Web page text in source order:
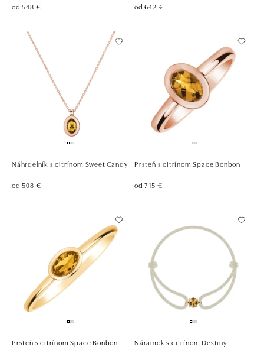
od 548 € od 642 €
Náhrdelník s citrínom Sweet Candy
od 508 €
Prsteň s citrínom Space Bonbon
od 715 €
Prsteň s citrínom Space Bonbon Náramok s citrínom Destiny